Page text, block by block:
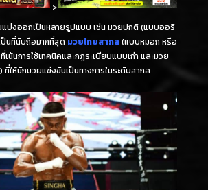
>
แบ่งออกเป็นหลายรูปแบบ เช่น มวยปกติ (แบบออริ
นที่นับถือมากที่สุด มวยไทยสากล(แบบหมอก หรือ
น้นการใช้เทคนิคและกฎระเบียบแบบเก่า และมวย
ให้นักมวยแข่งขันเป็นทางการในระดับสากล